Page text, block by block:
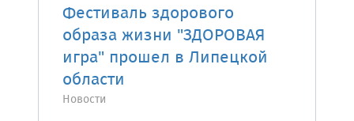
Фестиваль здорового
образа жизни "ЗДОРОВАЯ
игра" прошел в Липецкой
области
Новости